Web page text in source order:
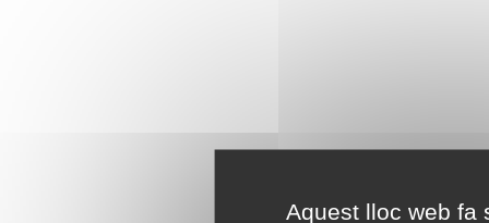
Aquest lloc web fa